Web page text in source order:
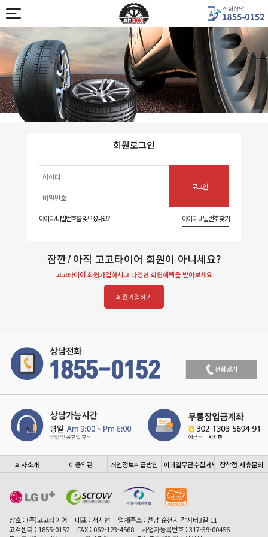
회원로그인
아이디/비밀번호를 잊으셨나요? 아이디 비밀번호 찾기
잠깐!아직 고고타이어 회원이 아니세요?
고고타이어 회원가입하시고 다양한 회원혜택을 받아보세요
회원가입하기
회사소개 이용약관 개인정보취급방침 이메일무단수집거부 장착점 제휴문의
상호 : (주)고고타이어 대표 : 서시현
업체주소 : 전남 순천시 감사터3길 11
고객센터 : 1855-0152
FAX : 062-123-4568
사업자등록번호 : 317-39-00456